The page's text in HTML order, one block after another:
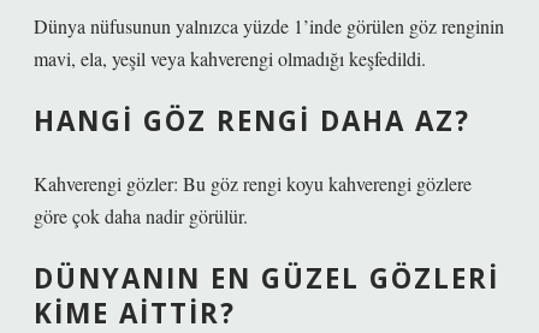
Dünya nüfusunun yalnızca yüzde 1’inde görülen göz renginin
mavi, ela, yeşil veya kahverengi olmadığı keşfedildi.
HANGI GÖZ RENGI DAHA AZ?
Kahverengi gözler: Bu göz rengi koyu kahverengi gözlere
göre çok daha nadir görülür.
DÜNYANIN EN GÜZEL GÖZLERI
KIME AITTIR?